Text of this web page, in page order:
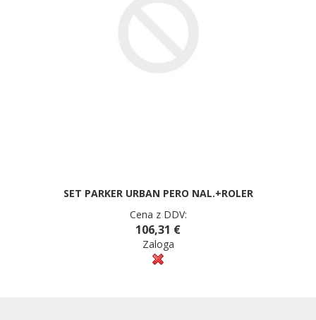
SET PARKER URBAN PERO NAL.+ROLER
Cena z DDV:
106,31 €
Zaloga